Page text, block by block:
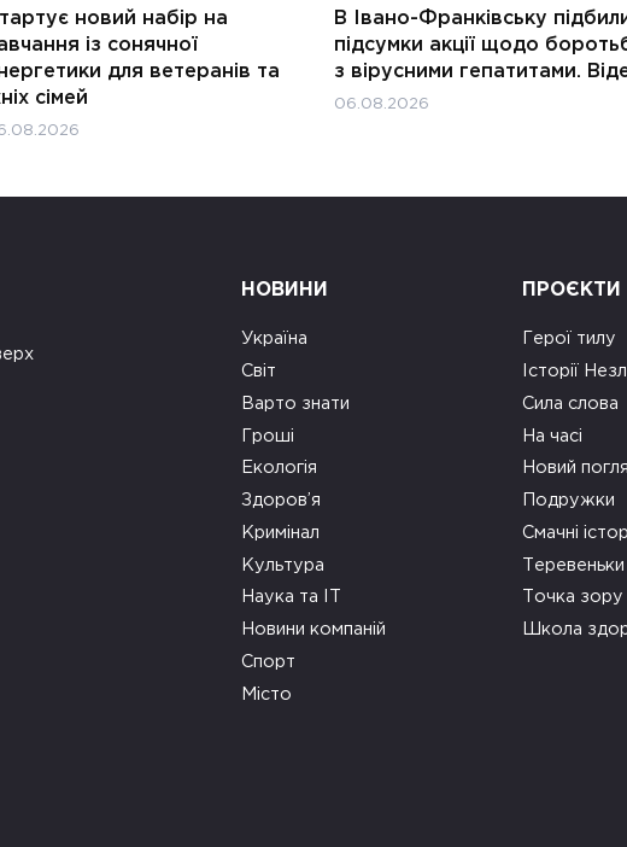
новий набір на
із сонячної
для ветеранів та
сімей
В Івано-Франківську
підсумки акції щодо
з вірусними гепатитами.
06.08.2026
НОВИНИ
Україна
Світ
Варто знати
Гроші
Екологія
Здоров’я
Кримінал
Культура
Наука та ІТ
Новини компаній
Спорт
Місто
ПРОЄКТИ
Герої тилу
Історії
Сила слова
На часі
Новий
Подружки
Смачні
Теревеньки
Точка зору
Школа